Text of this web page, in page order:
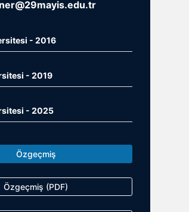
- 2016
- 2019
- 2025
Özgeçmiş
Özgeçmiş (PDF)